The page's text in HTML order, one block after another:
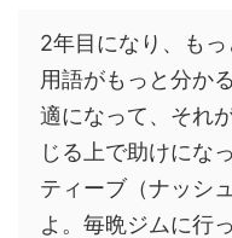
2年目になり、も
用語がもっと分か
適になって、それ
じる上で助けにな
ティーブ（ナッシ
よ。毎晩ジムに行